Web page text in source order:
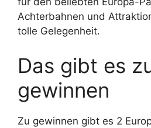
Achterbahnen und
tolle Gelegenheit.
Das gibt es
gewinnen
Zu gewinnen gibt es 2